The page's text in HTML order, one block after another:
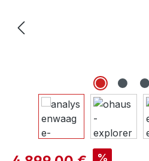
Verkaufspreis: %